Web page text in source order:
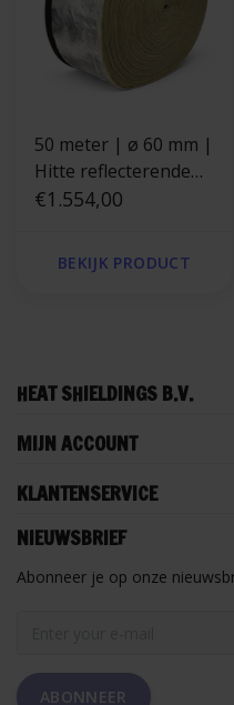
50 meter | ø 60 mm |
Hitte reflecterende
kevlar isolatiekous -
€1.554,00
BEKIJK PRODUCT
HEAT SHIELDINGS B.V.
MIJN ACCOUNT
KLANTENSERVICE
NIEUWSBRIEF
Abonneer je op onze
ABONNEER